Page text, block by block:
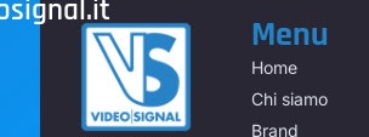
Menu
Home
Chi siamo
Brand